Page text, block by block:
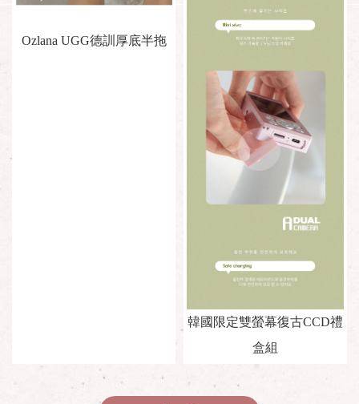
Ozlana UGG德訓厚底半拖
韓國限定雙螢幕復古CCD禮
盒組